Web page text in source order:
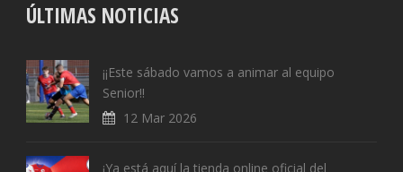
ÚLTIMAS NOTICIAS
¡¡Este sábado vamos a animar al equipo
Senior!!
12 Mar 2026
¡Ya está aquí la tienda online oficial del